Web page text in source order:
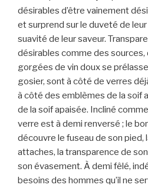
désirables d’être vainement
et surprend sur le duveté de leur
suavité de leur saveur.
désirables comme des sources,
gorgées de vin doux se
gosier, sont à côté de verres
à côté des emblèmes de la soif
de la soif apaisée. Incliné
verre est à demi renversé ; le
découvre le fuseau de son pied,
attaches, la transparence de
son évasement. À demi fêlé,
besoins des hommes qu’il ne